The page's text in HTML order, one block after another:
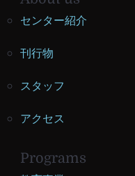
センター紹介
刊行物
スタッフ
アクセス
Programs